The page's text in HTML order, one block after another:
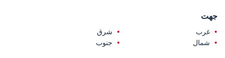
جهت
غرب
شرق
شمال
جنوب